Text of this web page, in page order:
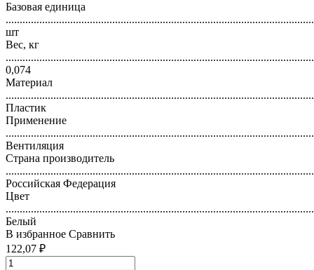
Базовая единица
шт
Вес, кг
0,074
Материал
Пластик
Применение
Вентиляция
Страна производитель
Российская Федерация
Цвет
Белый
В избранное Сравнить
122,07 ₽